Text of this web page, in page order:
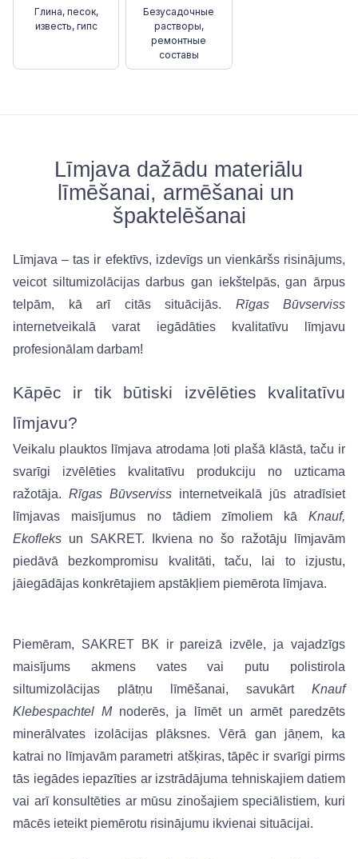
Глина, песок,
известь, гипс
Безусадочные
растворы,
ремонтные
составы
Līmjava dažādu materiālu
līmēšanai, armēšanai un
špaktelēšanai
Līmjava – tas ir efektīvs, izdevīgs un vienkāršs risinājums,
veicot siltumizolācijas darbus gan iekštelpās, gan ārpus
telpām, kā arī citās situācijās. Rīgas Būvserviss
internetveikalā varat iegādāties kvalitatīvu līmjavu
profesionālam darbam!
Kāpēc ir tik būtiski izvēlēties kvalitatīvu
līmjavu?
Veikalu plauktos līmjava atrodama ļoti plašā klāstā, taču ir
svarīgi izvēlēties kvalitatīvu produkciju no uzticama
ražotāja. Rīgas Būvserviss internetveikalā jūs atradīsiet
līmjavas maisījumus no tādiem zīmoliem kā Knauf,
Ekofleks un SAKRET. Ikviena no šo ražotāju līmjavām
piedāvā bezkompromisu kvalitāti, taču, lai to izjustu,
jāiegādājas konkrētajiem apstākļiem piemērota līmjava.
Piemēram, SAKRET BK ir pareizā izvēle, ja vajadzīgs
maisījums akmens vates vai putu polistirola
siltumizolācijas plātņu līmēšanai, savukārt Knauf
Klebespachtel M noderēs, ja līmēt un armēt paredzēts
minerālvates izolācijas plāksnes. Vērā gan jāņem, ka
katrai no līmjavām parametri atšķiras, tāpēc ir svarīgi pirms
tās iegādes iepazīties ar izstrādājuma tehniskajiem datiem
vai arī konsultēties ar mūsu zinošajiem speciālistiem, kuri
mācēs ieteikt piemērotu risinājumu ikvienai situācijai.